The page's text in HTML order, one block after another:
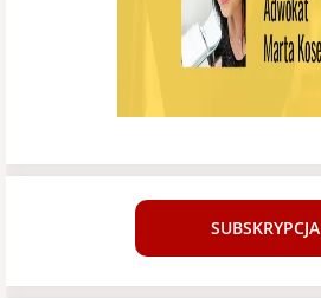
SUBSKRYPCJA